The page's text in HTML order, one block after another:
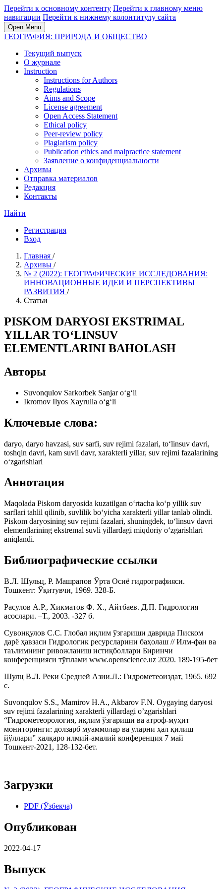
Перейти к основному контенту Перейти к главному меню
навигации Перейти к нижнему колонтитулу сайта
Open Menu
ГЕОГРАФИЯ: ПРИРОДА И ОБЩЕСТВО
Текущий выпуск
О журнале
Instruction
Instructions for Authors
Regulations
Aims and Scope
License agreement
Open Access Statement
Ethical policy
Peer-review policy
Plagiarism policy
Publication ethics and malpractice statement
Заявление о конфиденциальности
Архивы
Отправка материалов
Редакция
Контакты
Найти
Регистрация
Вход
Главная /
Архивы /
№ 2 (2022): ГЕОГРАФИЧЕСКИЕ ИССЛЕДОВАНИЯ:
ИННОВАЦИОННЫЕ ИДЕИ И ПЕРСПЕКТИВЫ
РАЗВИТИЯ /
Статьи
PISKOM DARYOSI EKSTRIMAL
YILLAR TO‘LINSUV
ELEMENTLARINI BAHOLASH
Авторы
Suvonqulov Sarkorbek Sanjar o‘g‘li
Ikromov Ilyos Xayrulla o‘g‘li
Ключевые слова:
daryo, daryo havzasi, suv sarfi, suv rejimi fazalari, to‘linsuv davri,
toshqin davri, kam suvli davr, xarakterli yillar, suv rejimi fazalarining
o‘zgarishlari
Аннотация
Maqolada Piskom daryosida kuzatilgan o‘rtacha ko‘p yillik suv
sarflari tahlil qilinib, suvlilik bo‘yicha xarakterli yillar tanlab olindi.
Piskom daryosining suv rejimi fazalari, shuningdek, to‘linsuv davri
elementlarining ekstremal suvli yillardagi miqdoriy o‘zgarishlari
aniqlandi.
Библиографические ссылки
В.Л. Шульц, Р. Машрапов Ўрта Осиё гидрографияси.
Тошкент: Ўқитувчи, 1969. 328-Б.
Расулов А.Р., Хикматов Ф. Х., Айтбаев. Д.П. Гидрология
асослари. –Т., 2003. -327 б.
Сувонқулов С.С. Глобал иқлим ўзгариши даврида Писком
дарё ҳавзаси Гидрологик ресурсларини баҳолаш // Илм-фан ва
таълимнинг ривожланиш истиқболлари Биринчи
конференцияси тўплами www.openscience.uz 2020. 189-195-бет
Шулц В.Л. Реки Средней Азии.Л.: Гидрометеоиздат, 1965. 692
с.
Suvonqulov S.S., Mamirov H.A., Akbarov F.N. Oygaying daryosi
suv rejimi fаzаlаrining xаrаkterli yillаrdаgi oʼzgаrishlаri
“Гидрометеорология, иқлим ўзгариши ва атроф-муҳит
мониторинги: долзарб муаммолар ва уларни ҳал қилиш
йўллари” халқаро илмий-амалий конференция 7 май
Тошкент-2021, 128-132-бет.
Загрузки
PDF (Ўзбекча)
Опубликован
2022-04-17
Выпуск